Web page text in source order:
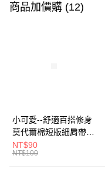
信用卡一次付款
悠遊付
Google Pay
大哥付你分期
商品加價購 (12)
小可愛--舒適百搭修身
莫代爾棉短版細肩帶素
色背心(白.黑.灰L-2L)-
U582眼圈熊中大尺碼
NT$90
NT$100